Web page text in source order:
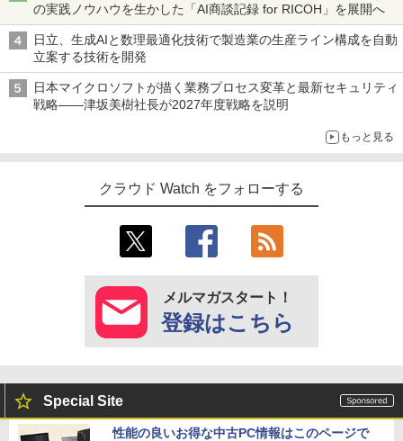
の実践ノウハウを生かした「AI商談記録 for RICOH」を展開へ
日立、生成AIと数理最適化技術で製造業の生産ライン構成を自動
立案する技術を開発
日本マイクロソフトが描く業務プロセス変革と最新セキュリティ
戦略――津坂美樹社長が2027年度戦略を説明
もっと見る
クラウド Watch をフォローする
メルマガスタート！
登録はこちら
Special Site
性能の良いお得な中古PC情報はこのページで